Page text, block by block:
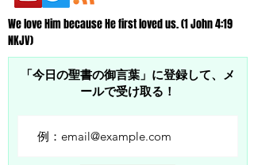
We love Him because He first loved us. (1 John 4:19
NKJV)
「今日の聖書の御言葉」に登録して、メ
ールで受け取る！